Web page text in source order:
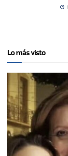
Lo más visto